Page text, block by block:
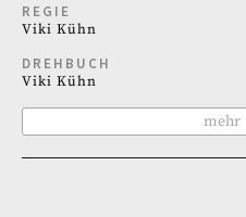
REGIE
Viki Kühn
DREHBUCH
Viki Kühn
mehr